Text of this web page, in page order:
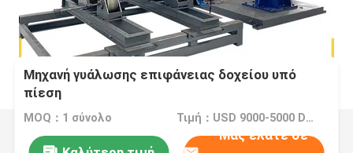
Μηχανή γυάλωσης επιφάνειας δοχείου υπό
πίεση
MOQ：1 σύνολο Τιμή：USD 9000-5000 Dollar per set
Μας ελάτε σε